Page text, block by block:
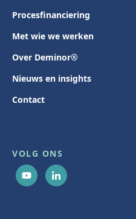
Procesfinanciering
Met wie we werken
Over Deminor®
Nieuws en insights
Contact
VOLG ONS